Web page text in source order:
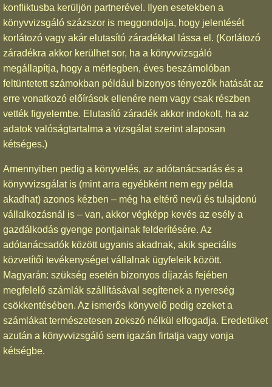
konfliktusba kerüljön partnerével. Ilyen esetekben a
könyvvizsgáló százszor is meggondolja, hogy jelentését
korlátozó vagy akár elutasító záradékkal lássa el. (Korlátozó
záradékra akkor kerülhet sor, ha a könyvvizsgáló
megállapítja, hogy a mérlegben, éves beszámolóban
feltüntetett számokban például bizonyos tényezők hatását az
erre vonatkozó előírások ellenére nem vagy csak részben
vették figyelembe. Elutasító záradék akkor indokolt, ha az
adatok valóságtartalma a vizsgálat szerint alaposan
kétséges.)
Amennyiben pedig a könyvelés, az adótanácsadás és a
könyvvizsgálat is (mint arra egyébként nem egy példa
akadhat) azonos kézben – még ha eltérő nevű és tulajdonú
vállalkozásnál is – van, akkor végképp kevés az esély a
gazdálkodás gyenge pontjainak felderítésére. Az
adótanácsadók között ugyanis akadnak, akik speciális
közvetítői tevékenységet vállalnak ügyfeleik között.
Magyarán: szükség esetén bizonyos díjazás fejében
megfelelő számlák szállításával segítenek a nyereség
csökkentésében. Az ismerős könyvelő pedig ezeket a
számlákat természetesen zokszó nélkül elfogadja. Eredetüket
azután a könyvvizsgáló sem igazán firtatja vagy vonja
kétségbe.